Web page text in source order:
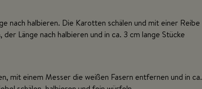
nach halbieren. Die Karotten schälen und mit einer Reibe
Länge nach halbieren und in ca. 3 cm lange Stücke
mit einem Messer die weißen Fasern entfernen und in ca.